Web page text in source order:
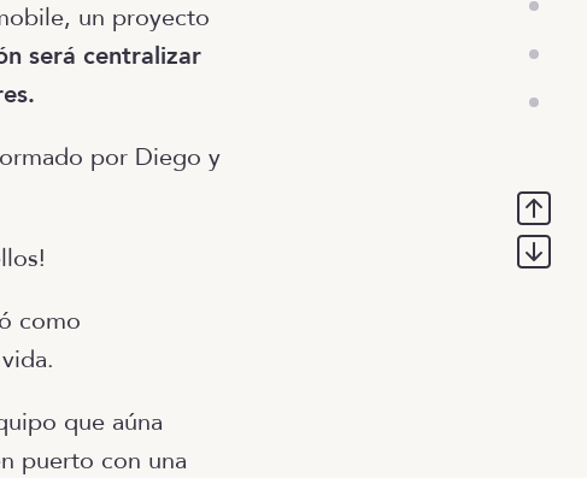
un proyecto
será centralizar
por Diego y
como
que aúna
puerto con una